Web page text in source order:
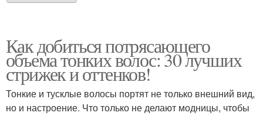
Как добиться потрясающего
объема тонких волос: 30 лучших
стрижек и оттенков!
Тонкие и тусклые волосы портят не только внешний вид,
но и настроение. Что только не делают модницы, чтобы